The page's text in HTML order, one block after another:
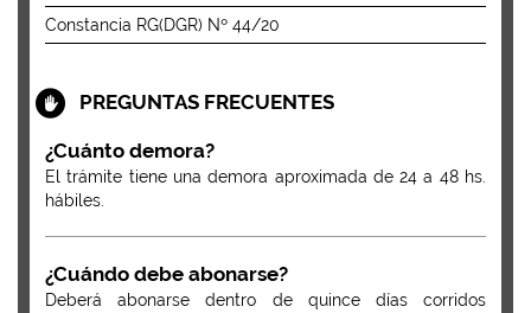
Constancia RG(DGR) Nº 44/20
PREGUNTAS FRECUENTES
¿Cuánto demora?
El trámite tiene una demora aproximada de 24 a 48 hs.
hábiles.
¿Cuándo debe abonarse?
Deberá abonarse dentro de quince días corridos